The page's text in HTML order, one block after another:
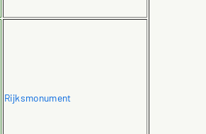
Rijksmonument